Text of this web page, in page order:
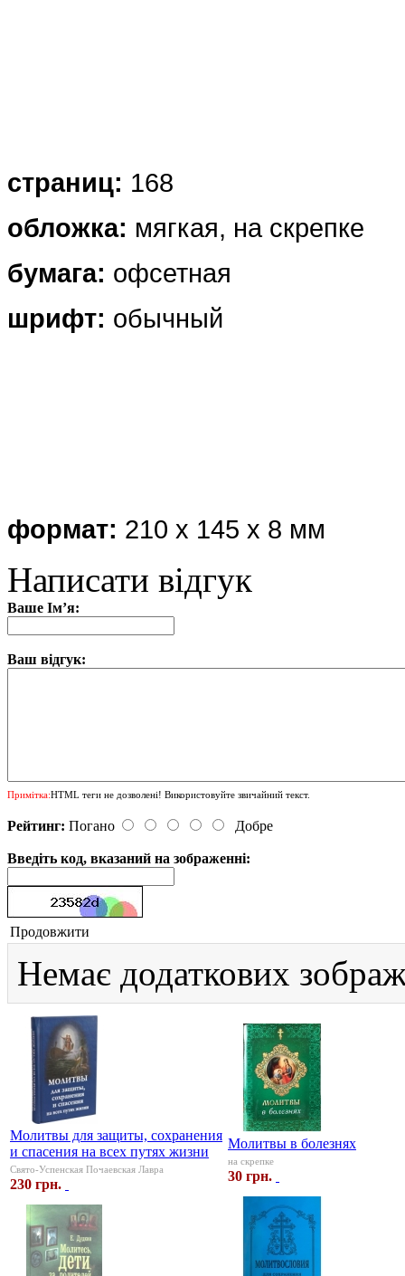
страниц: 168
обложка: мягкая, на скрепке
бумага: офсетная
шрифт: обычный
формат: 210 х 145 х 8 мм
Написати відгук
Ваше Ім’я:
Ваш відгук:
Примітка:HTML теги не дозволені! Використовуйте звичайний текст.
Рейтинг: Погано Добре
Введіть код, вказаний на зображенні:
Продовжити
Немає додаткових
Молитвы для защиты, сохранения
и спасения на всех путях жизни
Свято-Успенская Почаевская Лавра
230 грн.
Молитвы в болезнях
на скрепке
30 грн.